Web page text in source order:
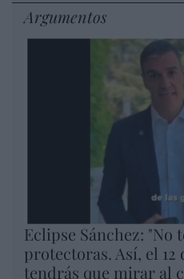
Argumentos
Eclipse Sánchez: "No
protectoras. Así, el 12
tendrás que mirar al